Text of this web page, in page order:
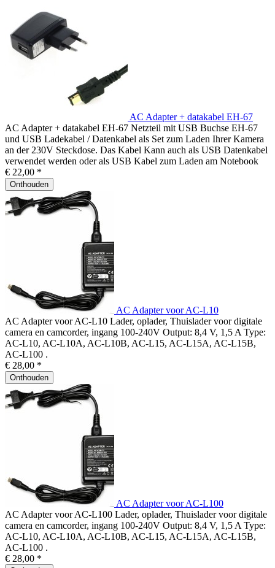
AC Adapter + datakabel EH-67
AC Adapter + datakabel EH-67 Netzteil mit USB Buchse EH-67
und USB Ladekabel / Datenkabel als Set zum Laden Ihrer Kamera
an der 230V Steckdose. Das Kabel Kann auch als USB Datenkabel
verwendet werden oder als USB Kabel zum Laden am Notebook
€ 22,00 *
Onthouden
AC Adapter voor AC-L10
AC Adapter voor AC-L10 Lader, oplader, Thuislader voor digitale
camera en camcorder, ingang 100-240V Output: 8,4 V, 1,5 A Type:
AC-L10, AC-L10A, AC-L10B, AC-L15, AC-L15A, AC-L15B,
AC-L100 .
€ 28,00 *
Onthouden
AC Adapter voor AC-L100
AC Adapter voor AC-L100 Lader, oplader, Thuislader voor digitale
camera en camcorder, ingang 100-240V Output: 8,4 V, 1,5 A Type:
AC-L10, AC-L10A, AC-L10B, AC-L15, AC-L15A, AC-L15B,
AC-L100 .
€ 28,00 *